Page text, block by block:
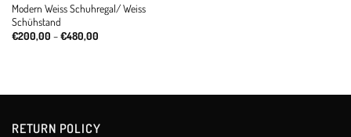
Modern Weiss Schuhregal/ Weiss
Schühstand
€200,00 –€480,00Price
RETURN POLICY​